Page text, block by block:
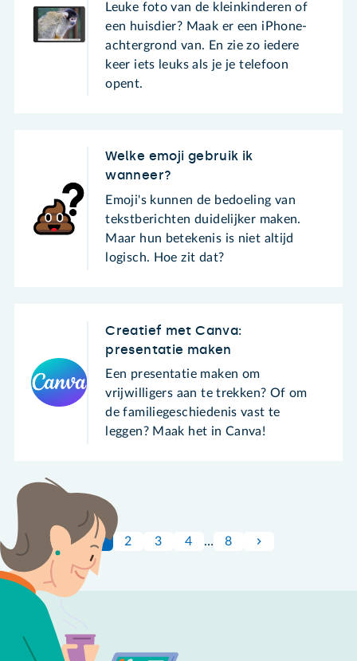
Leuke foto van de kleinkinderen of
een huisdier? Maak er een iPhone-
achtergrond van. En zie zo iedere
keer iets leuks als je je telefoon
opent.
Welke emoji gebruik ik
wanneer?
Emoji's kunnen de bedoeling van
tekstberichten duidelijker maken.
Maar hun betekenis is niet altijd
logisch. Hoe zit dat?
Creatief met Canva:
presentatie maken
Een presentatie maken om
vrijwilligers aan te trekken? Of om
de familiegeschiedenis vast te
leggen? Maak het in Canva!
1 2 3 4 … 8